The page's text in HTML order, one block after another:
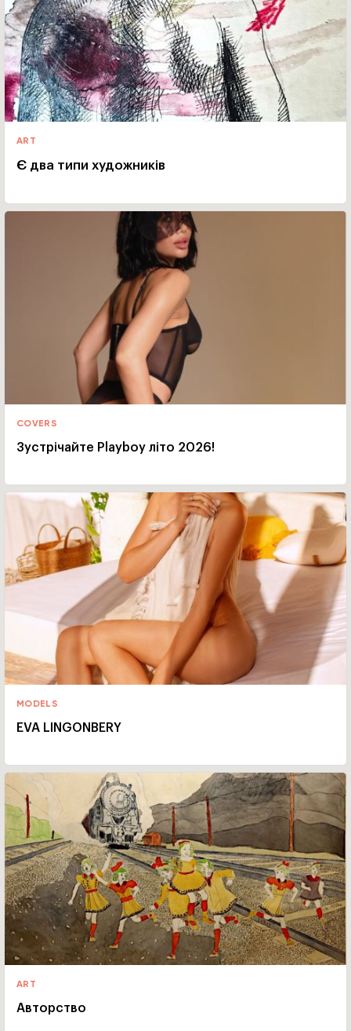
ART
Є два типи художників
COVERS
Зустрічайте Playboy літо 2026!
MODELS
EVA LINGONBERY
ART
Авторство